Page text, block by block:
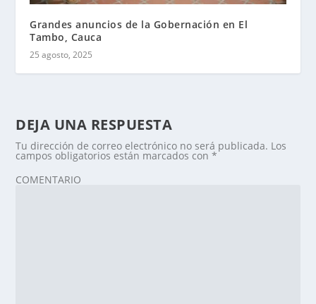
Grandes anuncios de la Gobernación en El
Tambo, Cauca
25 agosto, 2025
DEJA UNA RESPUESTA
Tu dirección de correo electrónico no será publicada. Los
campos obligatorios están marcados con*
COMENTARIO